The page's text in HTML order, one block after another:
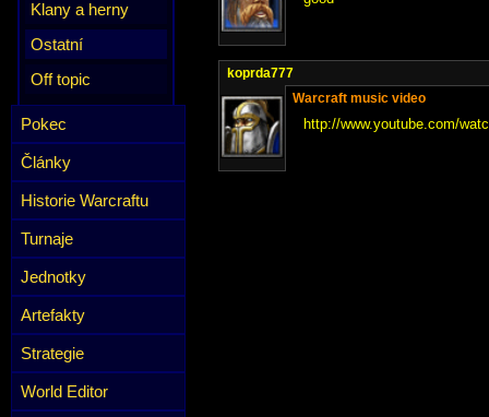
Klany a herny
Ostatní
Off topic
Pokec
Články
Historie Warcraftu
Turnaje
Jednotky
Artefakty
Strategie
World Editor
koprda777
Warcraft music video
http://www.youtube.com/